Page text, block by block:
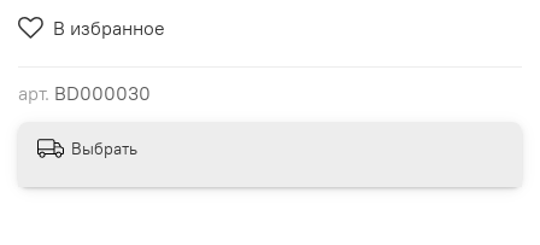
В избранное
арт. BD000030
Выбрать